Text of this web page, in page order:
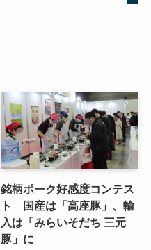
銘柄ポーク好感度コンテス
ト 国産は「高座豚」、輸
入は「みらいそだち 三元
豚」に